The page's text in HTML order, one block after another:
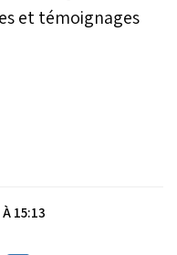
et témoignages
À 15:13